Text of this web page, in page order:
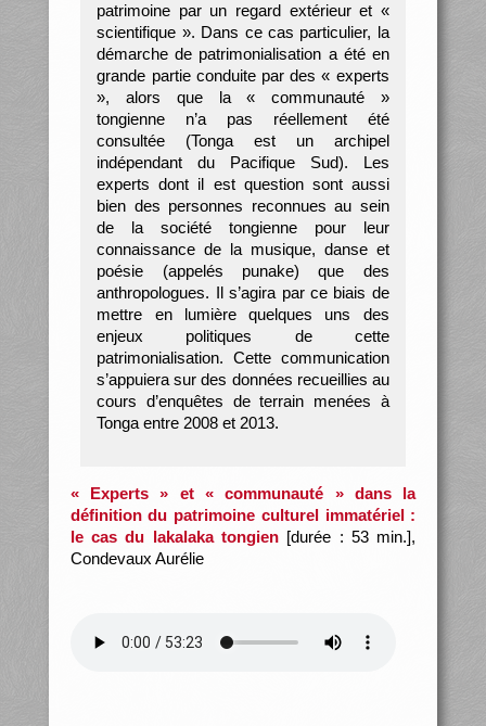
patrimoine par un regard extérieur et «
scientifique ». Dans ce cas particulier, la
démarche de patrimonialisation a été en
grande partie conduite par des « experts
», alors que la « communauté »
tongienne n’a pas réellement été
consultée (Tonga est un archipel
indépendant du Pacifique Sud). Les
experts dont il est question sont aussi
bien des personnes reconnues au sein
de la société tongienne pour leur
connaissance de la musique, danse et
poésie (appelés punake) que des
anthropologues. Il s’agira par ce biais de
mettre en lumière quelques uns des
enjeux politiques de cette
patrimonialisation. Cette communication
s’appuiera sur des données recueillies au
cours d’enquêtes de terrain menées à
Tonga entre 2008 et 2013.
« Experts » et « communauté » dans la
définition du patrimoine culturel immatériel :
le cas du lakalaka tongien [durée : 53 min.],
Condevaux Aurélie